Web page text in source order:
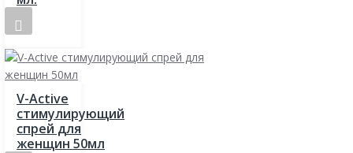
V-Active
стимулирующий
спрей для
женщин 50мл